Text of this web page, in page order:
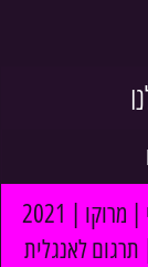
| תרגום לאנגלית